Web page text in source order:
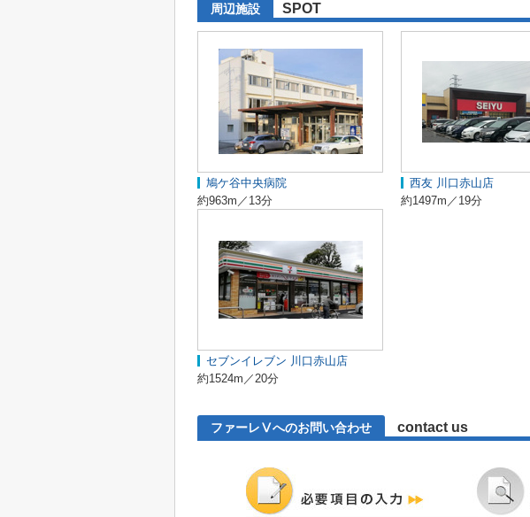
周辺施設 SPOT
鳩ケ谷中央病院
約963m／13分
西友 川口赤山店
約1497m／19分
セブンイレブン 川口赤山店
約1524m／20分
ファーレⅤへのお問い合わせ contact us